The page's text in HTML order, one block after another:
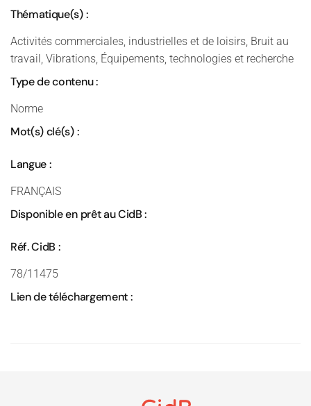
Thématique(s) :
Activités commerciales, industrielles et de loisirs, Bruit au
travail, Vibrations, Équipements, technologies et recherche
Type de contenu :
Norme
Mot(s) clé(s) :
Langue :
FRANÇAIS
Disponible en prêt au CidB :
Réf. CidB :
78/11475
Lien de téléchargement :